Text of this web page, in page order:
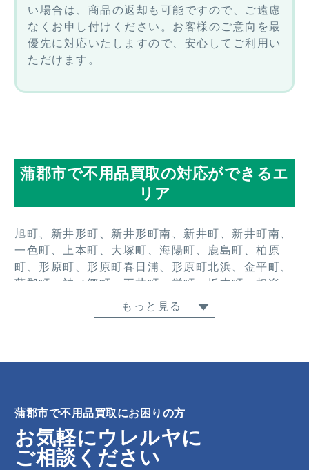
い場合は、商品の返却も可能ですので、ご遠慮
なくお申し付けください。お客様のご意向を最
優先に対応いたしますので、安心してご利用い
ただけます。
蒲郡市で不用品買取の対応ができるエ
リア
旭町、新井形町、新井形町南、新井町、新井町南、
一色町、上本町、大塚町、海陽町、鹿島町、柏原
町、形原町、形原町春日浦、形原町北浜、金平町、
蒲郡町、神ノ郷町、五井町、栄町、坂本町、相楽
町、神明町、神明町東、清田町、宝町、竹島町、竹
谷町、中央本町、豊岡町、西浦町、西迫町、浜町、
三谷町、宮成町、御幸町、元町、八百富町
もっと見る
蒲郡市で不用品買取にお困りの方
お気軽にウレルヤに
ご相談ください